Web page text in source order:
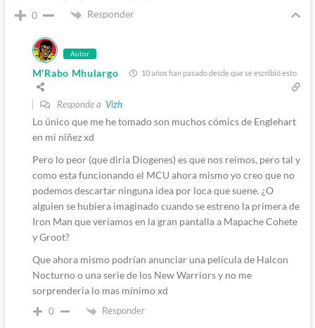
0 Responder
Autor
M'Rabo Mhulargo 10 años han pasado desde que se escribió esto
Responde a Vizh
Lo único que me he tomado son muchos cómics de Englehart
en mi niñez xd
Pero lo peor (que diria Diogenes) es que nos reímos, pero tal y
como esta funcionando el MCU ahora mismo yo creo que no
podemos descartar ninguna idea por loca que suene. ¿O
alguien se hubiera imaginado cuando se estreno la primera de
Iron Man que veríamos en la gran pantalla a Mapache Cohete
y Groot?
Que ahora mismo podrían anunciar una película de Halcon
Nocturno o una serie de los New Warriors y no me
sorprenderia lo mas mínimo xd
0 Responder